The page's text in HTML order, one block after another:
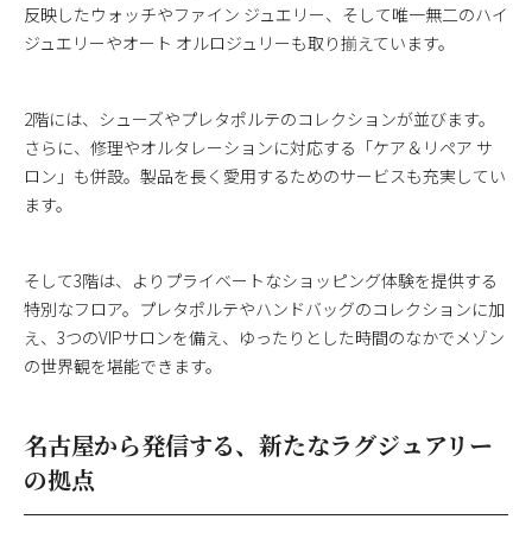
反映したウォッチやファイン ジュエリー、そして唯一無二のハイ
ジュエリーやオート オルロジュリーも取り揃えています。
2階には、シューズやプレタポルテのコレクションが並びます。
さらに、修理やオルタレーションに対応する「ケア＆リペア サ
ロン」も併設。製品を長く愛用するためのサービスも充実してい
ます。
そして3階は、よりプライベートなショッピング体験を提供する
特別なフロア。プレタポルテやハンドバッグのコレクションに加
え、3つのVIPサロンを備え、ゆったりとした時間のなかでメゾン
の世界観を堪能できます。
名古屋から発信する、新たなラグジュアリー
の拠点